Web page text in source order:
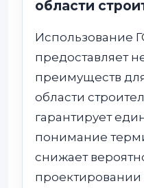
области
Использование
предоставляет
преимуществ
области
гарантирует
понимание
снижает
проектировании